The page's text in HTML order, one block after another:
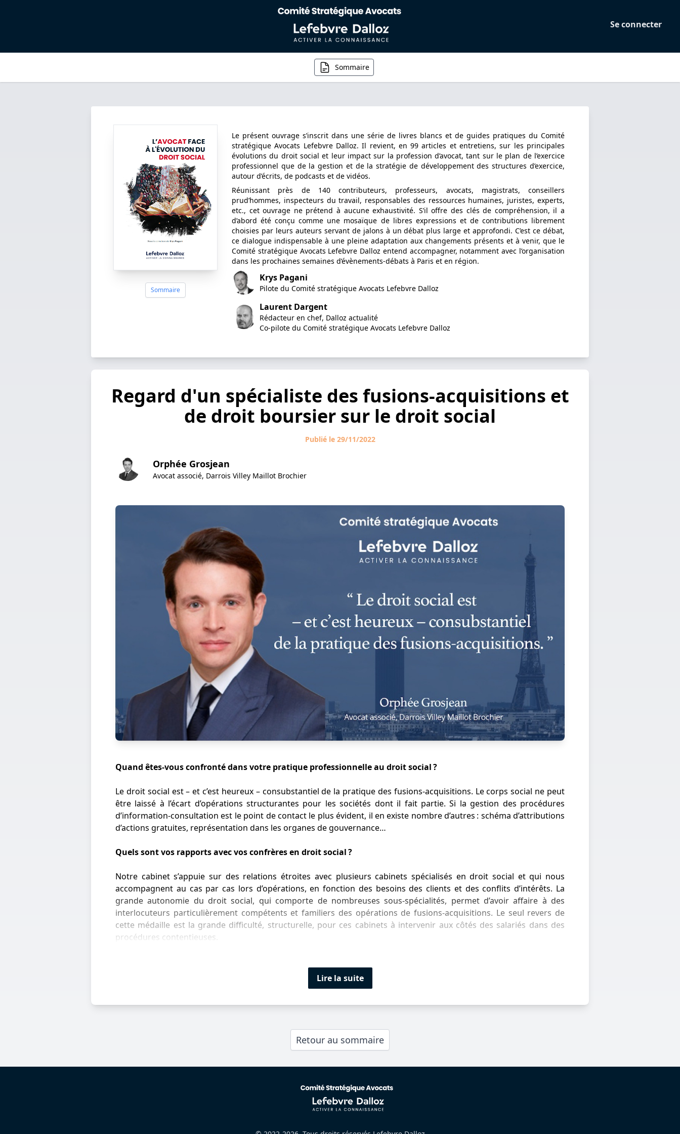
Se connecter
Sommaire
Sommaire
Le présent ouvrage s’inscrit dans une série de livres blancs et de guides pratiques du Comité
stratégique Avocats Lefebvre Dalloz. Il revient, en 99 articles et entretiens, sur les principales
évolutions du droit social et leur impact sur la profession d’avocat, tant sur le plan de l’exercice
professionnel que de la gestion et de la stratégie de développement des structures d’exercice,
autour d’écrits, de podcasts et de vidéos.
Réunissant près de 140 contributeurs, professeurs, avocats, magistrats, conseillers
prud’hommes, inspecteurs du travail, responsables des ressources humaines, juristes, experts,
etc., cet ouvrage ne prétend à aucune exhaustivité. S’il offre des clés de compréhension, il a
d’abord été conçu comme une mosaïque de libres expressions et de contributions librement
choisies par leurs auteurs servant de jalons à un débat plus large et approfondi. C’est ce débat,
ce dialogue indispensable à une pleine adaptation aux changements présents et à venir, que le
Comité stratégique Avocats Lefebvre Dalloz entend accompagner, notamment avec l’organisation
dans les prochaines semaines d’évènements-débats à Paris et en région.
Krys Pagani
Pilote du Comité stratégique Avocats Lefebvre Dalloz
Laurent Dargent
Rédacteur en chef, Dalloz actualité
Co-pilote du Comité stratégique Avocats Lefebvre Dalloz
Regard d'un spécialiste des fusions-acquisitions et
de droit boursier sur le droit social
Publié le 29/11/2022
Orphée Grosjean
Avocat associé, Darrois Villey Maillot Brochier
Quand êtes-vous confronté dans votre pratique professionnelle au droit social ?
Le droit social est – et c’est heureux – consubstantiel de la pratique des fusions-acquisitions. Le corps social ne peut
être laissé à l’écart d’opérations structurantes pour les sociétés dont il fait partie. Si la gestion des procédures
d’information-consultation est le point de contact le plus évident, il en existe nombre d’autres : schéma d’attributions
d’actions gratuites, représentation dans les organes de gouvernance…
Quels sont vos rapports avec vos confrères en droit social ?
Notre cabinet s’appuie sur des relations étroites avec plusieurs cabinets spécialisés en droit social et qui nous
accompagnent au cas par cas lors d’opérations, en fonction des besoins des clients et des conflits d’intérêts. La
grande autonomie du droit social, qui comporte de nombreuses sous-spécialités, permet d’avoir affaire à des
interlocuteurs particulièrement compétents et familiers des opérations de fusions-acquisitions. Le seul revers de
cette médaille est la grande difficulté, structurelle, pour ces cabinets à intervenir aux côtés des salariés dans des
procédures contentieuses.
Lire la suite
Retour au sommaire